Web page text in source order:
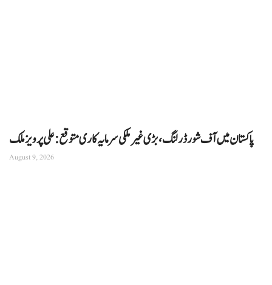
پاکستان میں آف شور ڈرلنگ، بڑی غیر ملکی سرمایہ کاری متوقع: علی پرویز ملک
August 9, 2026